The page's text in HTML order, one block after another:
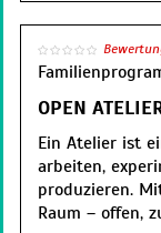
Informationen
+49 89 21127
Samstags und
Führungen
sich für eine
OPEN
Ein Atelier ist
arbeiten,
produzieren.
Raum – offen,